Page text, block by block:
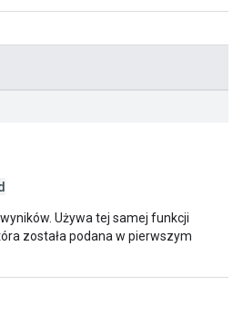
Używa tej samej funkcji
została podana w pierwszym